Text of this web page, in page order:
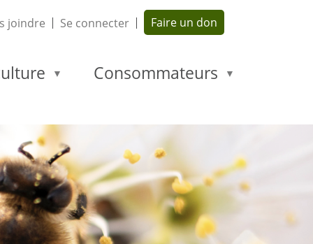
joindre Se connecter Faire un don
Consommateurs